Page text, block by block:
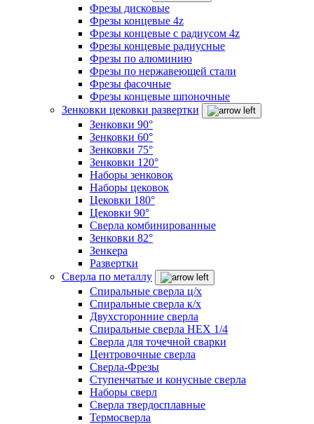
Фрезы дисковые
Фрезы концевые 4z
Фрезы концевые с радиусом 4z
Фрезы концевые радиусные
Фрезы по алюминию
Фрезы по нержавеющей стали
Фрезы фасочные
Фрезы концевые шпоночные
Зенковки цековки развертки
Зенковки 90°
Зенковки 60°
Зенковки 75°
Зенковки 120°
Наборы зенковок
Наборы цековок
Цековки 180°
Цековки 90°
Сверла комбинированные
Зенковки 82°
Зенкера
Развертки
Сверла по металлу
Спиральные сверла ц/х
Спиральные сверла к/х
Двухсторонние сверла
Спиральные сверла HEX 1/4
Сверла для точечной сварки
Центровочные сверла
Сверла-Фрезы
Ступенчатые и конусные сверла
Наборы сверл
Сверла твердосплавные
Термосверла